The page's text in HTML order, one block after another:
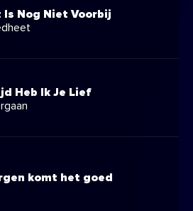
Is Nog Niet Voorbij
Heb Ik Je Lief
komt het goed